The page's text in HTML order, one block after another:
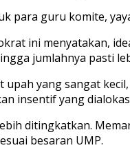
para guru komite,
ini menyatakan,
jumlahnya pasti
yang sangat
insentif yang
ditingkatkan.
besaran UMP.